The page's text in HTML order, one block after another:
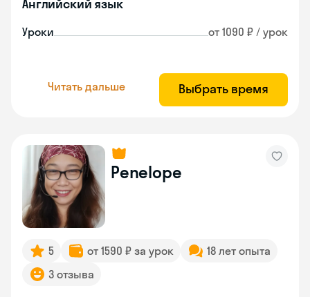
Английский язык
Уроки от 1090 ₽ / урок
Читать дальше Выбрать время
Penelope
5 от 1590 ₽ за урок
18 лет опыта
3 отзыва